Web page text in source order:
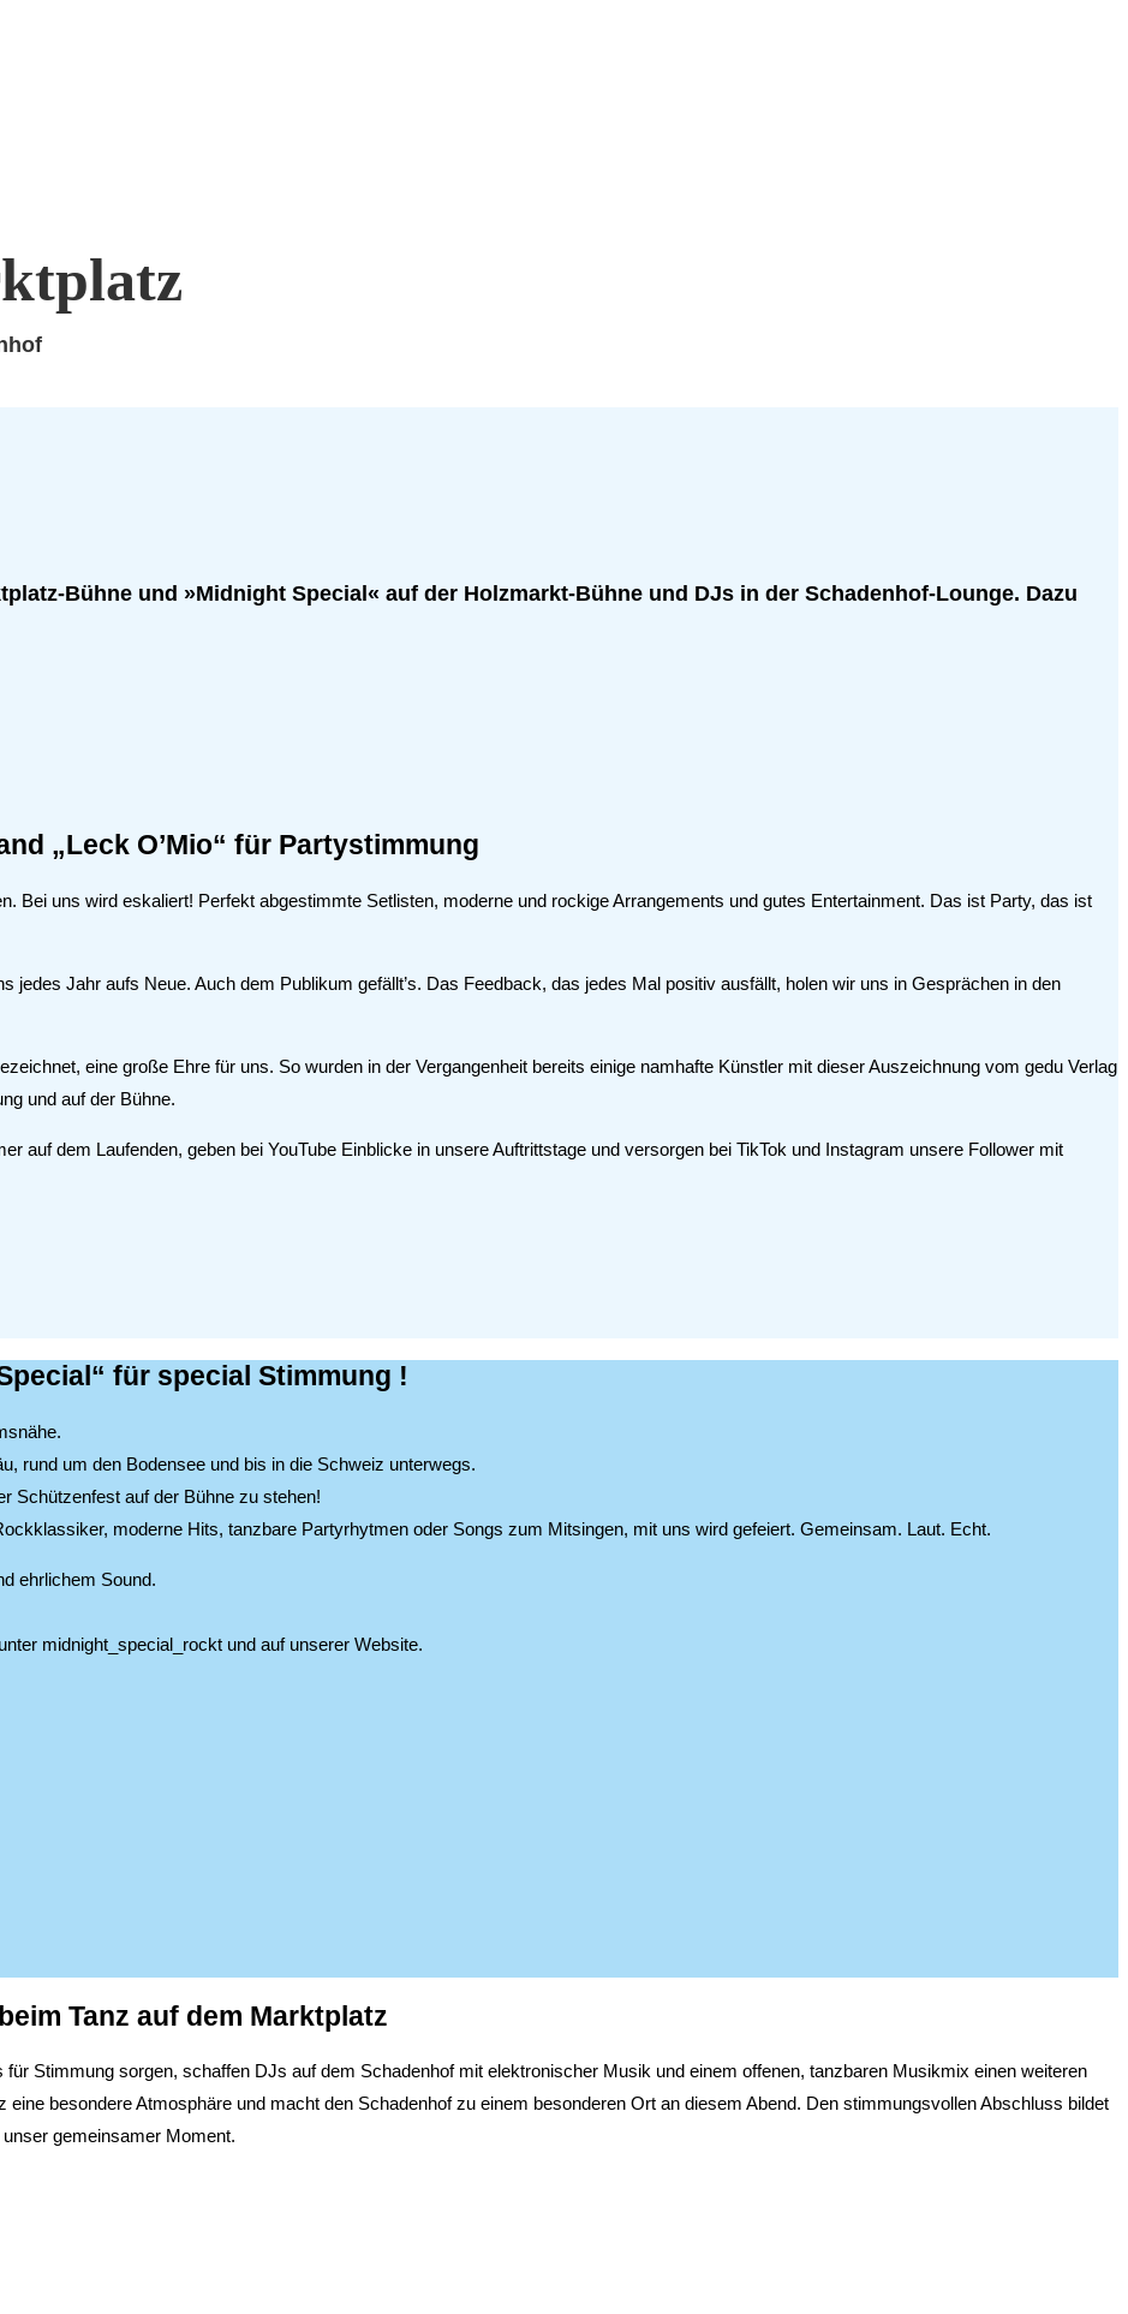
Bühne und »Midnight Special« auf der Holzmarkt-Bühne und DJs in der Schadenhof-Lounge. Dazu
„Leck O’Mio“ für Partystimmung
Bei uns wird eskaliert! Perfekt abgestimmte Setlisten, moderne und rockige Arrangements und gutes Entertainment. Das ist Party, das ist
jedes Jahr aufs Neue. Auch dem Publikum gefällt’s. Das Feedback, das jedes Mal positiv ausfällt, holen wir uns in Gesprächen in den
eine große Ehre für uns. So wurden in der Vergangenheit bereits einige namhafte Künstler mit dieser Auszeichnung vom gedu Verlag
und auf der Bühne.
auf dem Laufenden, geben bei YouTube Einblicke in unsere Auftrittstage und versorgen bei TikTok und Instagram unsere Follower mit
“ für special Stimmung !
rund um den Bodensee und bis in die Schweiz unterwegs.
Schützenfest auf der Bühne zu stehen!
moderne Hits, tanzbare Partyrhytmen oder Songs zum Mitsingen, mit uns wird gefeiert. Gemeinsam. Laut. Echt.
ehrlichem Sound.
midnight_special_rockt und auf unserer Website.
Tanz auf dem Marktplatz
Stimmung sorgen, schaffen DJs auf dem Schadenhof mit elektronischer Musik und einem offenen, tanzbaren Musikmix einen weiteren
besondere Atmosphäre und macht den Schadenhof zu einem besonderen Ort an diesem Abend. Den stimmungsvollen Abschluss bildet
gemeinsamer Moment.